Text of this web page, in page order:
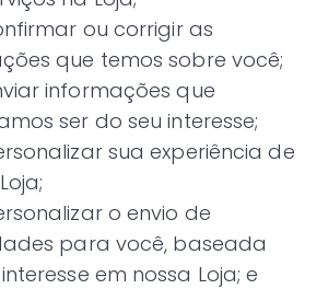
ou corrigir as
que temos sobre você;
informações que
ser do seu interesse;
sua experiência de
o envio de
para você, baseada
em nossa Loja; e